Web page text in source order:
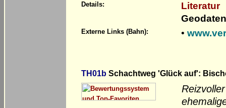
Details:
Literatur
Externe Links (Bahn): •
TH01b Schachtweg 'Glück auf':